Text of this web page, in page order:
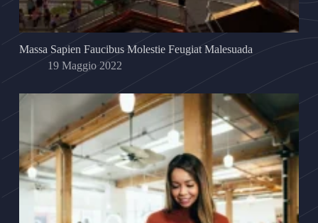
Massa Sapien Faucibus Molestie Feugiat Malesuada
19 Maggio 2022